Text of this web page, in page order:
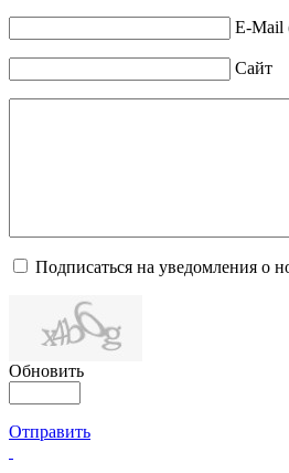
E-Mail
Сайт
Подписаться на уведомления о
Обновить
Отправить